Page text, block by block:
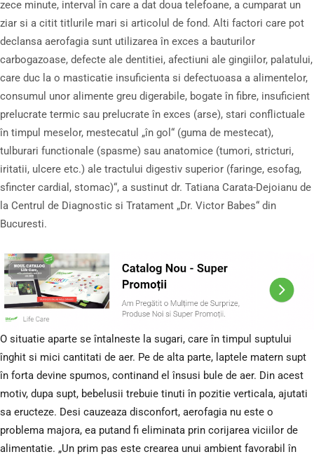
zece minute, interval în care a dat doua telefoane, a cumparat un
ziar si a citit titlurile mari si articolul de fond. Alti factori care pot
declansa aerofagia sunt utilizarea în exces a bauturilor
carbogazoase, defecte ale dentitiei, afectiuni ale gingiilor, palatului,
care duc la o masticatie insuficienta si defectuoasa a alimentelor,
consumul unor alimente greu digerabile, bogate în fibre, insuficient
prelucrate termic sau prelucrate în exces (arse), stari conflictuale
în timpul meselor, mestecatul „în gol“ (guma de mestecat),
tulburari functionale (spasme) sau anatomice (tumori, stricturi,
iritatii, ulcere etc.) ale tractului digestiv superior (faringe, esofag,
sfincter cardial, stomac)“, a sustinut dr. Tatiana Carata-Dejoianu de
la Centrul de Diagnostic si Tratament „Dr. Victor Babes“ din
Bucuresti.
O situatie aparte se întalneste la sugari, care în timpul suptului
înghit si mici cantitati de aer. Pe de alta parte, laptele matern supt
în forta devine spumos, continand el însusi bule de aer. Din acest
motiv, dupa supt, bebelusii trebuie tinuti în pozitie verticala, ajutati
sa eructeze. Desi cauzeaza disconfort, aerofagia nu este o
problema majora, ea putand fi eliminata prin corijarea viciilor de
alimentatie. „Un prim pas este crearea unui ambient favorabil în